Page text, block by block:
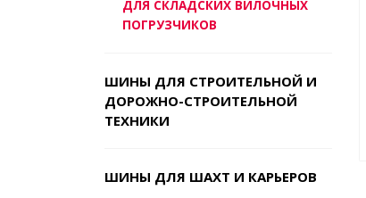
ДЛЯ СКЛАДСКИХ ВИЛОЧНЫХ
ПОГРУЗЧИКОВ
ШИНЫ ДЛЯ СТРОИТЕЛЬНОЙ И
ДОРОЖНО-СТРОИТЕЛЬНОЙ
ТЕХНИКИ
ШИНЫ ДЛЯ ШАХТ И КАРЬЕРОВ